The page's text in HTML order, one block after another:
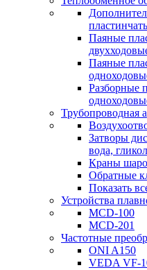
Паяные
Паяные
Разборные
Трубопроводная
Затворы
вода,
Краны
Обратные
Показать
Устройства
MCD-100
MCD-201
Частотные
ONI A150
VEDA VF-